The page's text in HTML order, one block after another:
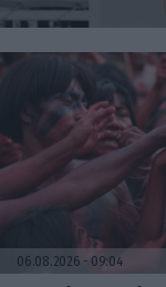
06.08.2026 09:04